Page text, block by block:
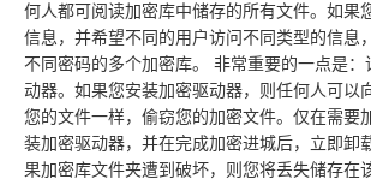
何人都可阅读加密库中储存的所有文件。如果
信息，并希望不同的用户访问不同类型的信息
不同密码的多个加密库。 非常重要的一点是
动器。如果您安装加密驱动器，则任何人可以
您的文件一样，偷窃您的加密文件。仅在需要
装加密驱动器，并在完成加密进城后，立即卸
果加密库文件夹遭到破坏，则您将丢失储存在